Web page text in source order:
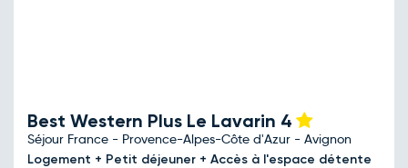
Best Western Plus Le Lavarin 4
Séjour France - Provence-Alpes-Côte d'Azur - Avignon
Logement + Petit déjeuner + Accès à l'espace détente